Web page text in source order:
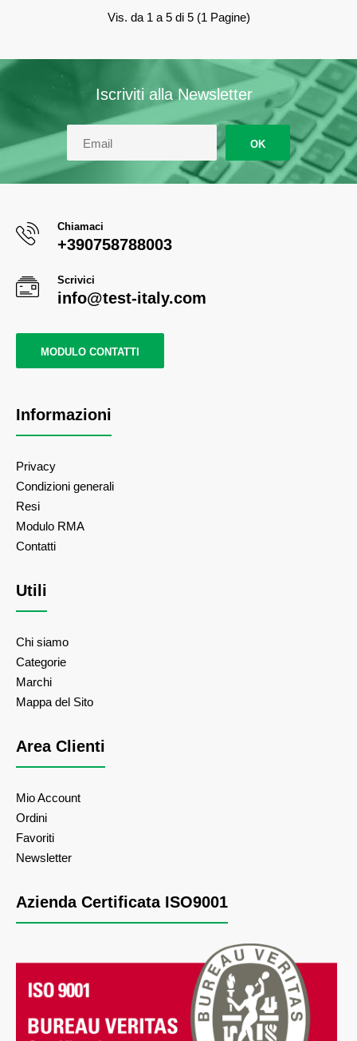
Vis. da 1 a 5 di 5 (1 Pagine)
Iscriviti alla Newsletter
OK
Chiamaci
+390758788003
Scrivici
info@test-italy.com
MODULO CONTATTI
Informazioni
Privacy
Condizioni generali
Resi
Modulo RMA
Contatti
Utili
Chi siamo
Categorie
Marchi
Mappa del Sito
Area Clienti
Mio Account
Ordini
Favoriti
Newsletter
Azienda Certificata ISO9001